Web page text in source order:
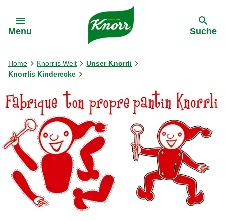
Menu Suche
Home Knorrlis Welt
Unser Knorrli
Knorrlis Kinderecke